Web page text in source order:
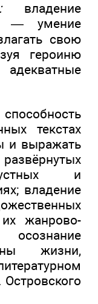
владение
— умение
свою
героиню
текстах
и выражать
устных и
владение
жанрово-
жизни,